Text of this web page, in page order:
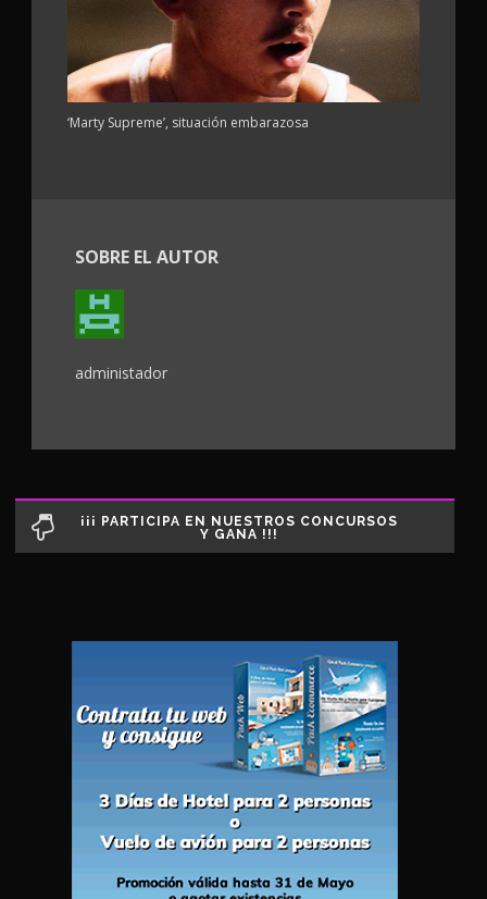
‘Marty Supreme’, situación embarazosa
SOBRE EL AUTOR
administador
¡¡¡ PARTICIPA EN NUESTROS CONCURSOS
Y GANA !!!